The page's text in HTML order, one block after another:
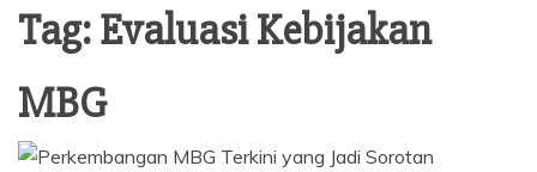
Tag:Evaluasi Kebijakan
MBG